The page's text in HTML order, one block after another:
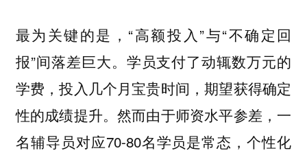
最为关键的是，“高额投入”与“不确定回
报”间落差巨大。学员支付了动辄数万元的
学费，投入几个月宝贵时间，期望获得确定
性的成绩提升。然而由于师资水平参差，一
名辅导员对应70-80名学员是常态，个性化